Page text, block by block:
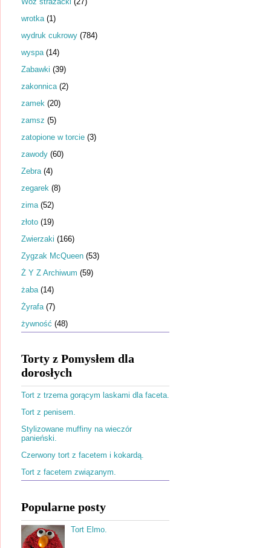
wrotka (1)
wydruk cukrowy (784)
wyspa (14)
Zabawki (39)
zakonnica (2)
zamek (20)
zamsz (5)
zatopione w torcie (3)
zawody (60)
Zebra (4)
zegarek (8)
zima (52)
złoto (19)
Zwierzaki (166)
Zygzak McQueen (53)
Ż Y Z Archiwum (59)
żaba (14)
Żyrafa (7)
żywność (48)
Torty z Pomysłem dla
dorosłych
Tort z trzema gorącym laskami dla faceta.
Tort z penisem.
Stylizowane muffiny na wieczór
panieński.
Czerwony tort z facetem i kokardą.
Tort z facetem związanym.
Popularne posty
Tort Elmo.